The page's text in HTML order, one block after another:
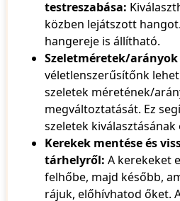
testreszabása:
közben lejátszott
hangereje is állítható.
Szeletméretek/
véletlenszerűsítőnk
szeletek méretének/
megváltoztatását. Ez
szeletek kiválasztásának
Kerekek mentése és
tárhelyről: A kerekeket
felhőbe, majd később,
rájuk, előhívhatod őket.